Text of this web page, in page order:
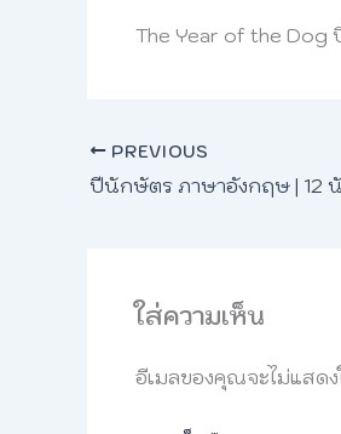
The Year of the Dog
PREVIOUS
ใส่ความเห็น
อีเมลของคุณจะไม่แสด